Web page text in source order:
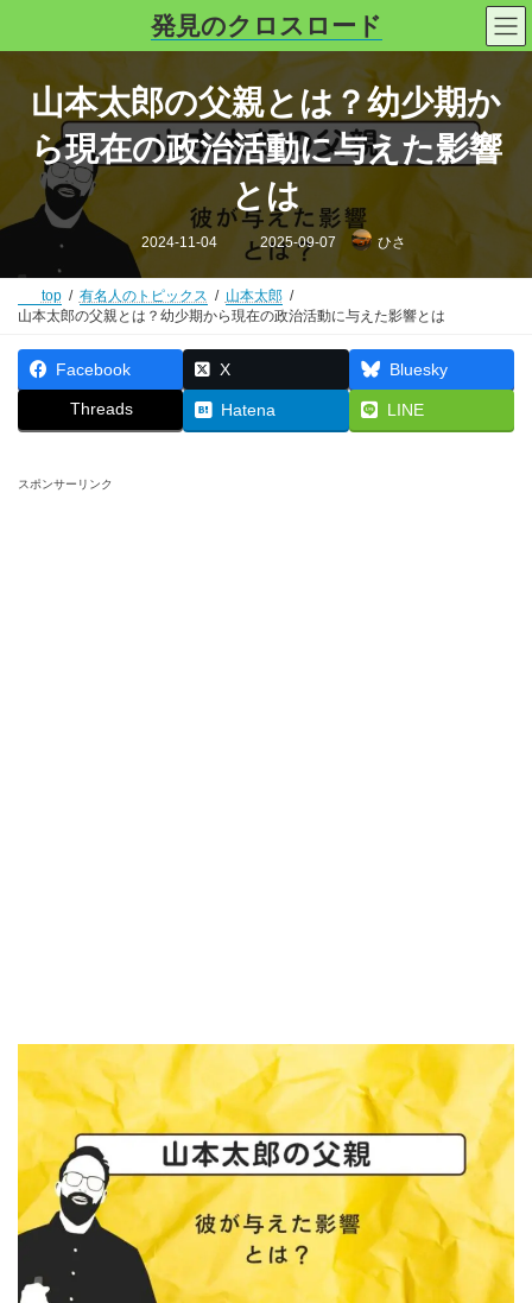
ン
ッ
プ
ー
移
動
発見のクロスロード
山本太郎の父親とは？幼少期か
ら現在の政治活動に与えた影響
とは
2024-11-04
最
終
更
新
日
時
:
2025-09-07 ひさ
top 有名人のトピックス
山本太郎
山本太郎の父親とは？幼少期から現在の政治活動に与えた影響とは
Facebook X Bluesky
Threads Hatena LINE
スポンサーリンク